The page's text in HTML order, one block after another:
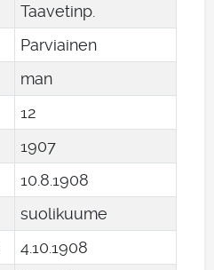
Taavetinp.
Parviainen
man
12
1907
10 81908
suolikuume
4.101908